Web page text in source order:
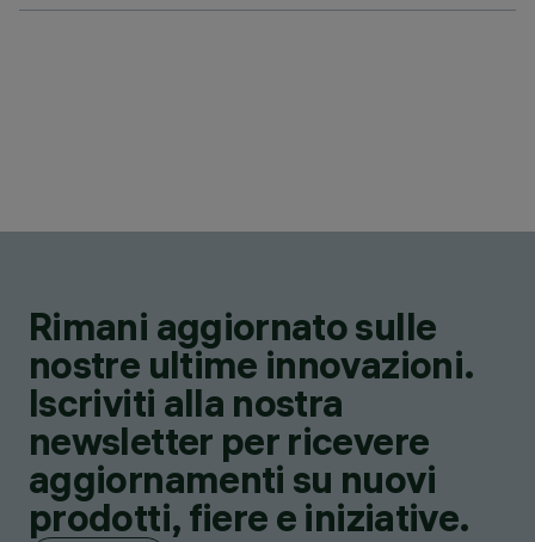
Rimani aggiornato sulle
nostre ultime innovazioni.
Iscriviti alla nostra
newsletter per ricevere
aggiornamenti su nuovi
prodotti, fiere e iniziative.